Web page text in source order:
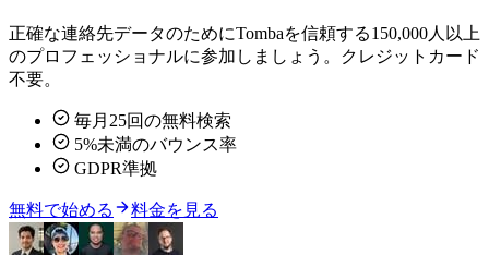
正確な連絡先データのためにTombaを信頼する150,000人以上
のプロフェッショナルに参加しましょう。クレジットカード
不要。
毎月25回の無料検索
5%未満のバウンス率
GDPR準拠
無料で始める 料金を見る